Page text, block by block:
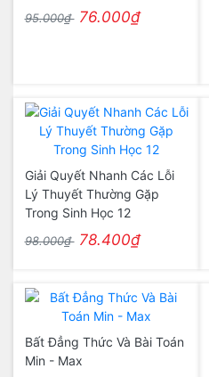
95.000₫ 76.000₫
Giải Quyết Nhanh Các Lỗi
Lý Thuyết Thường Gặp
Trong Sinh Học 12
98.000₫ 78.400₫
Bất Đẳng Thức Và Bài Toán
Min - Max